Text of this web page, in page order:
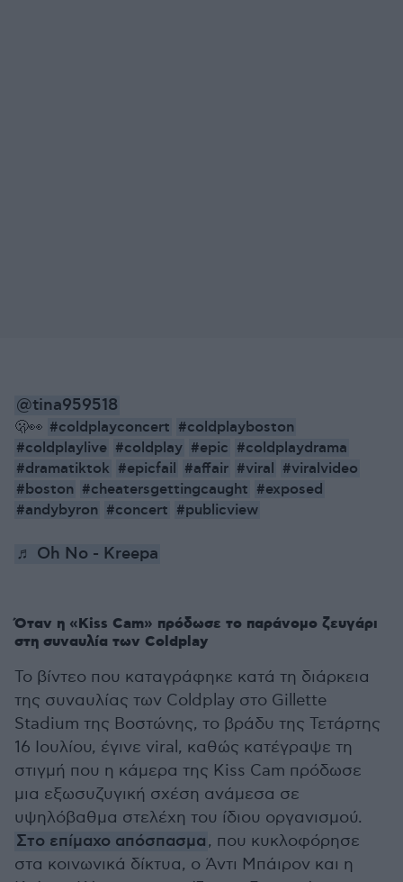
@tina959518
🫢👀 #coldplayconcert #coldplayboston
#coldplaylive #coldplay #epic #coldplaydrama
#dramatiktok #epicfail #affair #viral #viralvideo
#boston #cheatersgettingcaught #exposed
#andybyron #concert #publicview
♬ Oh No - Kreepa
Όταν η «Kiss Cam» πρόδωσε το παράνομο ζευγάρι
στη συναυλία των Coldplay
Το βίντεο που καταγράφηκε κατά τη διάρκεια
της συναυλίας των Coldplay στο Gillette
Stadium της Βοστώνης, το βράδυ της Τετάρτης
16 Ιουλίου, έγινε viral, καθώς κατέγραψε τη
στιγμή που η κάμερα της Kiss Cam πρόδωσε
μια εξωσυζυγική σχέση ανάμεσα σε
υψηλόβαθμα στελέχη του ίδιου οργανισμού.
Στο επίμαχο απόσπασμα, που κυκλοφόρησε
στα κοινωνικά δίκτυα, ο Άντι Μπάιρον και η